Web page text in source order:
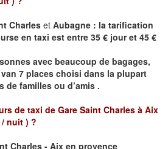
Charles et Aubagne : la tarification
en taxi est entre 35 € jour et 45 €
avec beaucoup de bagages,
7 places choisi dans la plupart
de familles ou d’amis .
de taxi de Gare Saint Charles à Aix
nuit ) ?
Charles - Aix en provence